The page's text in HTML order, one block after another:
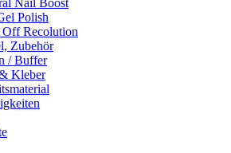
Nail Boost
Polish
Recolution
Zubehör
/ Buffer
Kleber